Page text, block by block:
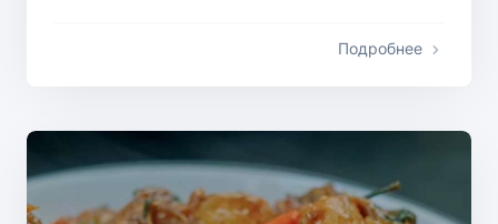
Подробнее